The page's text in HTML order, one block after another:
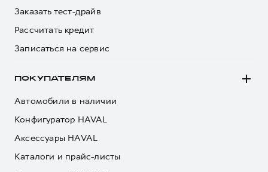
Заказать тест-драйв
Рассчитать кредит
Записаться на сервис
ПОКУПАТЕЛЯМ
Автомобили в наличии
Конфигуратор HAVAL
Аксессуары HAVAL
Каталоги и прайс-листы